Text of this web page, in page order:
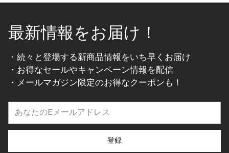
最新情報をお届け！
・続々と登場する新商品情報をいち早くお届け
・お得なセールやキャンペーン情報を配信
・メールマガジン限定のお得なクーポンも！
登録